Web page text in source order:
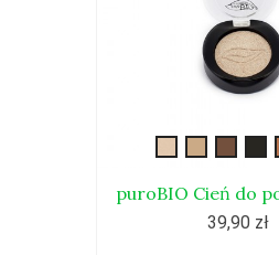
puroBIO Cień do
39,90 zł